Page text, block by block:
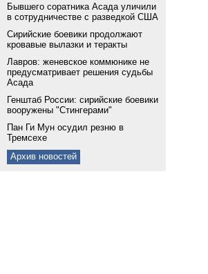
Бывшего соратника Асада уличили
в сотрудничестве с разведкой США
Сирийские боевики продолжают
кровавые вылазки и теракты
Лавров: женевское коммюнике не
предусматривает решения судьбы
Асада
Генштаб России: сирийские боевики
вооружены "Стингерами"
Пан Ги Мун осудил резню в
Тремсехе
Архив новостей